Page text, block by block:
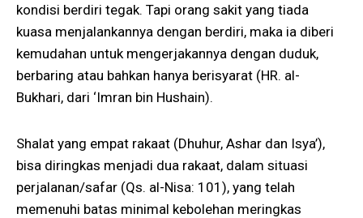
kondisi berdiri tegak. Tapi orang sakit yang tiada
kuasa menjalankannya dengan berdiri, maka ia diberi
kemudahan untuk mengerjakannya dengan duduk,
berbaring atau bahkan hanya berisyarat (HR. al-
Bukhari, dari ‘Imran bin Hushain).
Shalat yang empat rakaat (Dhuhur, Ashar dan Isya’),
bisa diringkas menjadi dua rakaat, dalam situasi
perjalanan/safar (Qs. al-Nisa: 101), yang telah
memenuhi batas minimal kebolehan meringkas